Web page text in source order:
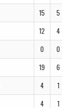
15 5
12 4
0 0
19 6
4 1
4 1